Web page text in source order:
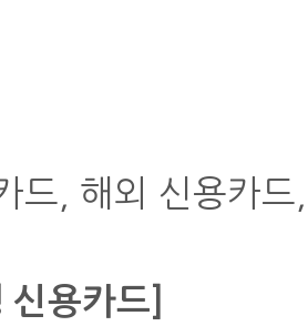
드, 해외 신용카
신용카드]